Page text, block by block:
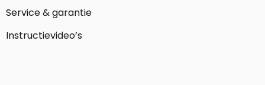
Service & garantie
Instructievideo’s